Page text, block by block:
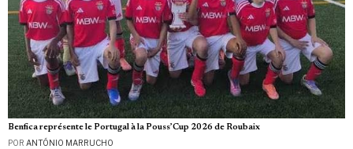
Benfica représente le Portugal à la Pouss’Cup 2026 de Roubaix
POR ANTÓNIO MARRUCHO